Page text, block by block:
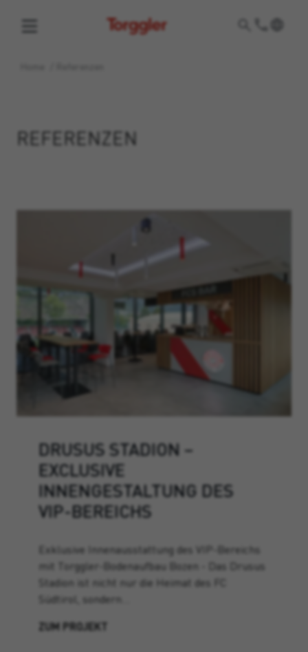
Torggler
REFERENZEN
DRUSUS STADION –
EXCLUSIVE
INNENGESTALTUNG DES
VIP-BEREICHS
Exklusive Innenausstattung des VIP-Bereichs
mit Torggler-Bodenaufbau Bozen - Das Drusus
Stadion ist nicht nur die Heimat des FC
Südtirol, sondern…
ZUM PROJEKT